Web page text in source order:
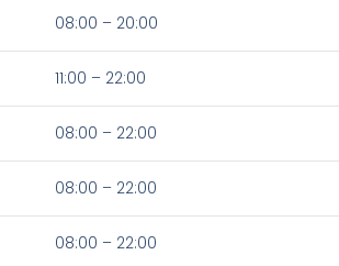
08:00 – 20:00
11:00 – 22:00
08:00 – 22:00
08:00 – 22:00
08:00 – 22:00